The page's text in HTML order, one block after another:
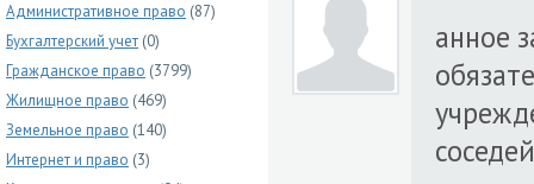
Административное право (87)
Бухгалтерский учет (0)
Гражданское право (3799)
Жилищное право (469)
Земельное право (140)
Интернет и право (3)
анное